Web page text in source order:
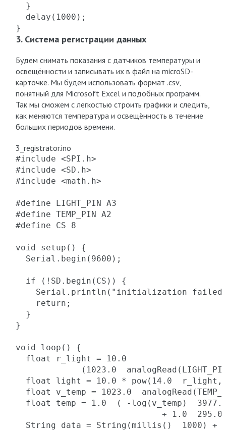
  }
  delay(1000);
}
3. Система регистрации данных
Будем снимать показания с датчиков температуры и
освещённости и записывать их в файл на microSD-
карточке. Мы будем использовать формат .csv,
понятный для Microsoft Excel и подобных программ.
Так мы сможем с легкостью строить графики и следить,
как меняются температура и освещённость в течение
больших периодов времени.
3_registrator.ino
#include <SPI.h>
#include <SD.h>
#include <math.h>
#define LIGHT_PIN A3
#define TEMP_PIN A2
#define CS 8
void setup() {
  Serial.begin(9600);
  if (!SD.begin(CS)) {
Serial.println("initialization
    return;
  }
}
void loop() {
  float r_light = 10.0
(1023.0
float light = 10.0 * pow(14.0  r_light,
float v_temp = 1023.0
float temp = 1.0  ( -log(v_temp)
+ 1.0  295.0
String data = String(millis()  1000) +